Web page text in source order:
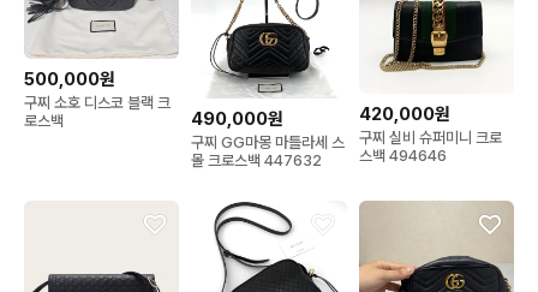
500,000원
구찌 소호 디스코 블랙 크
로스백
490,000원
구찌 GG마몽 마틀라세 스
몰 크로스백 447632
420,000원
구찌 실비 슈퍼미니 크로
스백 494646